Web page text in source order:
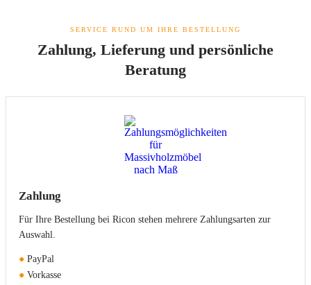
SERVICE RUND UM IHRE BESTELLUNG
Zahlung, Lieferung und persönliche
Beratung
Zahlung
Für Ihre Bestellung bei Ricon stehen mehrere Zahlungsarten zur
Auswahl.
● PayPal
● Vorkasse